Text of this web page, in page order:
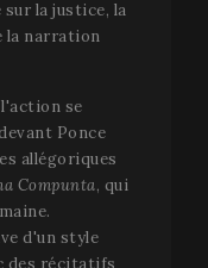
la justice, la
la narration
se
Ponce
allégoriques
Compunta, qui
d'un style
des récitatifs